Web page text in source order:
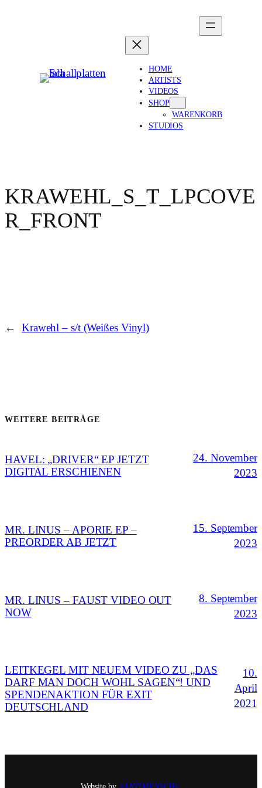
HOME
ARTISTS
VIDEOS
SHOP
WARENKORB
STUDIOS
KRAWEHL_S_T_LPCOVE
R_FRONT
← Krawehl – s/t (Weißes Vinyl)
WEITERE BEITRÄGE
HAVEL: „DRIVER“ EP JETZT
DIGITAL ERSCHIENEN
24. November
2023
MR. LINUS – APORIE EP –
PREORDER AB JETZT
15. September
2023
MR. LINUS – FAUST VIDEO OUT
NOW
8. September
2023
LEITKEGEL MIT NEUEM VIDEO ZU „DAS
DARF MAN DOCH WOHL SAGEN“! UND
SPENDENAKTION FÜR EXIT
DEUTSCHLAND
10.
April
2021